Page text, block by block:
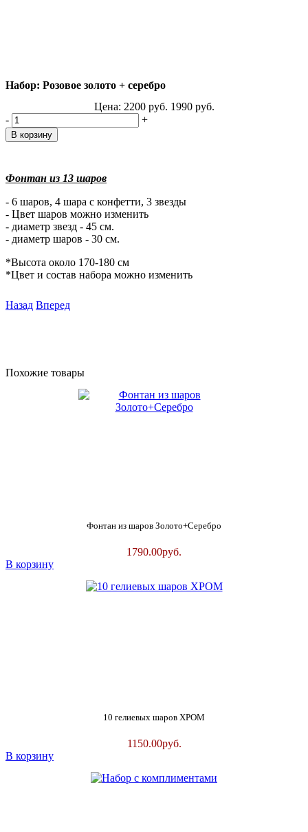
Набор: Розовое золото + серебро
Цена: 2200 руб. 1990 руб.
-
+
Фонтан из 13 шаров
- 6 шаров, 4 шара с конфетти, 3 звезды
- Цвет шаров можно изменить
- диаметр звезд - 45 см.
- диаметр шаров - 30 см.
*Высота около 170-180 см
*Цвет и состав набора можно изменить
Назад Вперед
Похожие товары
Фонтан из шаров Золото+Серебро
1790.00руб.
В корзину
10 гелиевых шаров ХРОМ
1150.00руб.
В корзину